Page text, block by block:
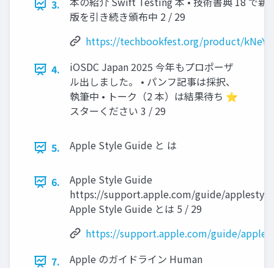
3.
版を引き続き頒布中 2 / 29
https://techbookfest.org/product/
4.
iOSDC Japan 2025 今年もプロポーザ
ル出しました。 • パンフ記事は採択、
執筆中 • トーク（2 本）は結果待ち ⭐
スターください 3 / 29
5. Apple Style Guide と は
6.
Apple Style Guide
https://support.apple.com/guide/
Apple Style Guide とは 5 / 29
https://support.apple.com/guide/
7.
Apple のガイドライン Human